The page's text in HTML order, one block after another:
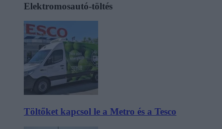
Elektromosautó-töltés
Töltőket kapcsol le a Metro és a Tesco